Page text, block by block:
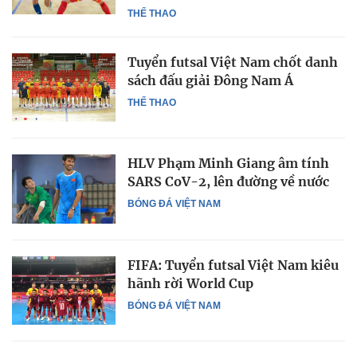
THỂ THAO
THỂ THAO
Tuyển futsal Việt Nam chốt danh
sách đấu giải Đông Nam Á
BÓNG ĐÁ VIỆT NAM
HLV Phạm Minh Giang âm tính
SARS CoV-2, lên đường về nước
BÓNG ĐÁ VIỆT NAM
FIFA: Tuyển futsal Việt Nam kiêu
hãnh rời World Cup